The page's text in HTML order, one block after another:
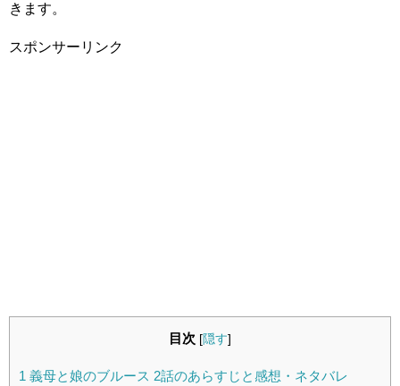
きます。
スポンサーリンク
目次 [隠す]
1 義母と娘のブルース 2話のあらすじと感想・ネタバレ